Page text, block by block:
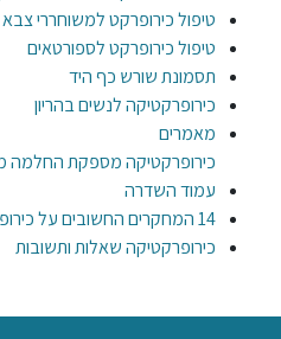
טיפול כירופרקט למשוחררי צבא
טיפול כירופרקט לספורטאים
תסמונת שורש כף היד
כירופרקטיקה לנשים בהריון
מאמרים
כירופרקטיקה מספקת החלמה
עמוד השדרה
14 המחקרים החשובים על כירופרקטיקה של 2014
כירופרקטיקה שאלות ותשובות